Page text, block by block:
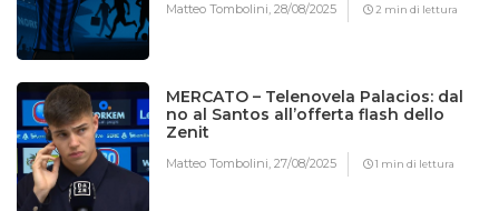
Matteo Tombolini,28/08/2025 2 min di lettura
MERCATO – Telenovela Palacios: dal
no al Santos all’offerta flash dello
Zenit
Matteo Tombolini,27/08/2025 1 min di lettura